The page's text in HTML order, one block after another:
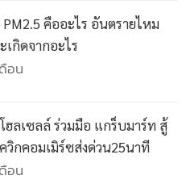
คืออะไร อันตรายไหม
เกิดจากอะไร
อน
ฮลเซลล์ ร่วมมือ แกร็บมาร์ท สู้
วิกคอมเมิร์ซส่งด่วน25นาที
อน